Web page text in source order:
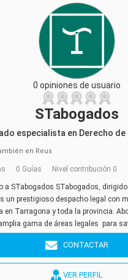
0 opiniones de usuario
STabogados
especialista en Derecho
en Reus
0 Guías Nivel contribución 0
a STabogados STabogados,
un prestigioso despacho legal con
en Tarragona y toda la provincia.
gama de áreas legales para
CONTACTAR
VER PERFIL